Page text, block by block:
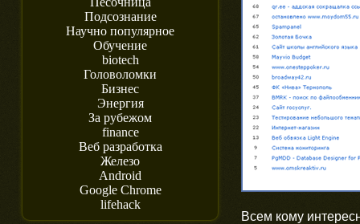
Подсознание
Научно популярное
Обучение
biotech
Головоломки
Бизнес
Энергия
За рубежом
finance
Веб разработка
Железо
Android
Google Chrome
lifehack
Всем кому